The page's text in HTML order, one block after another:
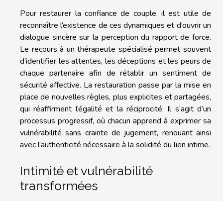
Pour restaurer la confiance de couple, il est utile de
reconnaître l’existence de ces dynamiques et d’ouvrir un
dialogue sincère sur la perception du rapport de force.
Le recours à un thérapeute spécialisé permet souvent
d’identifier les attentes, les déceptions et les peurs de
chaque partenaire afin de rétablir un sentiment de
sécurité affective. La restauration passe par la mise en
place de nouvelles règles, plus explicites et partagées,
qui réaffirment l’égalité et la réciprocité. Il s’agit d’un
processus progressif, où chacun apprend à exprimer sa
vulnérabilité sans crainte de jugement, renouant ainsi
avec l’authenticité nécessaire à la solidité du lien intime.
Intimité et vulnérabilité
transformées